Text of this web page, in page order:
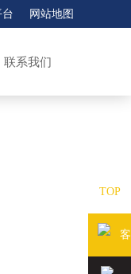
网站地图
联系我们
TOP
客